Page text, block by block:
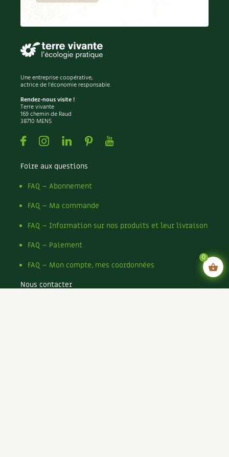
Une entreprise coopérative,
actrice de l'économie responsable.
Rendez-nous visite !
Terre vivante
169 chemin de Raud
38710 MENS
FacebookInstagramLinkedin
PinterestYoutube
Foire aux questions
FAQ – Abonnement
FAQ – Ma commande
FAQ – Information sur nos produits et leur livraison
FAQ – Paiement
FAQ – Mon compte, mes coordonnées
Nous contacter
0